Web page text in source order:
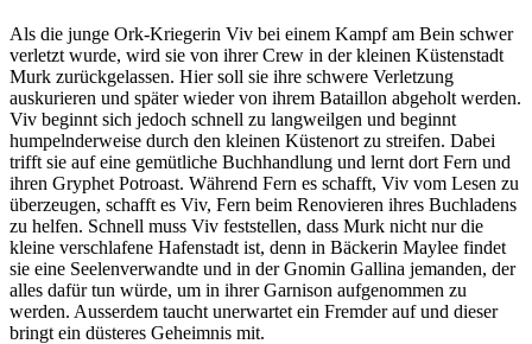
Als die junge Ork-Kriegerin Viv bei einem Kampf am Bein schwer
verletzt wurde, wird sie von ihrer Crew in der kleinen Küstenstadt
Murk zurückgelassen. Hier soll sie ihre schwere Verletzung
auskurieren und später wieder von ihrem Bataillon abgeholt werden.
Viv beginnt sich jedoch schnell zu langweilgen und beginnt
humpelnderweise durch den kleinen Küstenort zu streifen. Dabei
trifft sie auf eine gemütliche Buchhandlung und lernt dort Fern und
ihren Gryphet Potroast. Während Fern es schafft, Viv vom Lesen zu
überzeugen, schafft es Viv, Fern beim Renovieren ihres Buchladens
zu helfen. Schnell muss Viv feststellen, dass Murk nicht nur die
kleine verschlafene Hafenstadt ist, denn in Bäckerin Maylee findet
sie eine Seelenverwandte und in der Gnomin Gallina jemanden, der
alles dafür tun würde, um in ihrer Garnison aufgenommen zu
werden. Ausserdem taucht unerwartet ein Fremder auf und dieser
bringt ein düsteres Geheimnis mit.